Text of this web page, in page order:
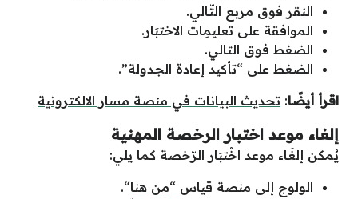
النقر فوق مربع التّالي.
الموافقة على تعليمِات الاختبَار.
الضغط فوق التالي.
الضغط على “تأكيد إعادة الجدولة”.
اقرأ أيضًا: تحديث البيانات في منصة مسار الالكترونية
إلغاء موعد اختبار الرخصة المهنية
يُمكن إلغَاء موعد اخْتبَار الرّخصة كما يلي:
الولوج إلى منصة قياس “من هنا“.